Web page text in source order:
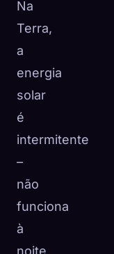
Na
Terra,
a
energia
solar
é
intermitente
–
não
funciona
à
noite